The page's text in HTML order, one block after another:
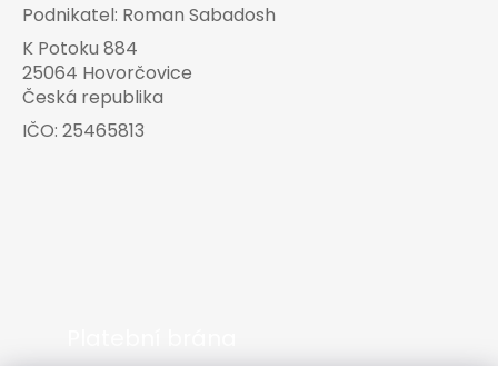
Podnikatel: Roman Sabadosh
K Potoku 884
25064 Hovorčovice
Česká republika
IČO: 25465813